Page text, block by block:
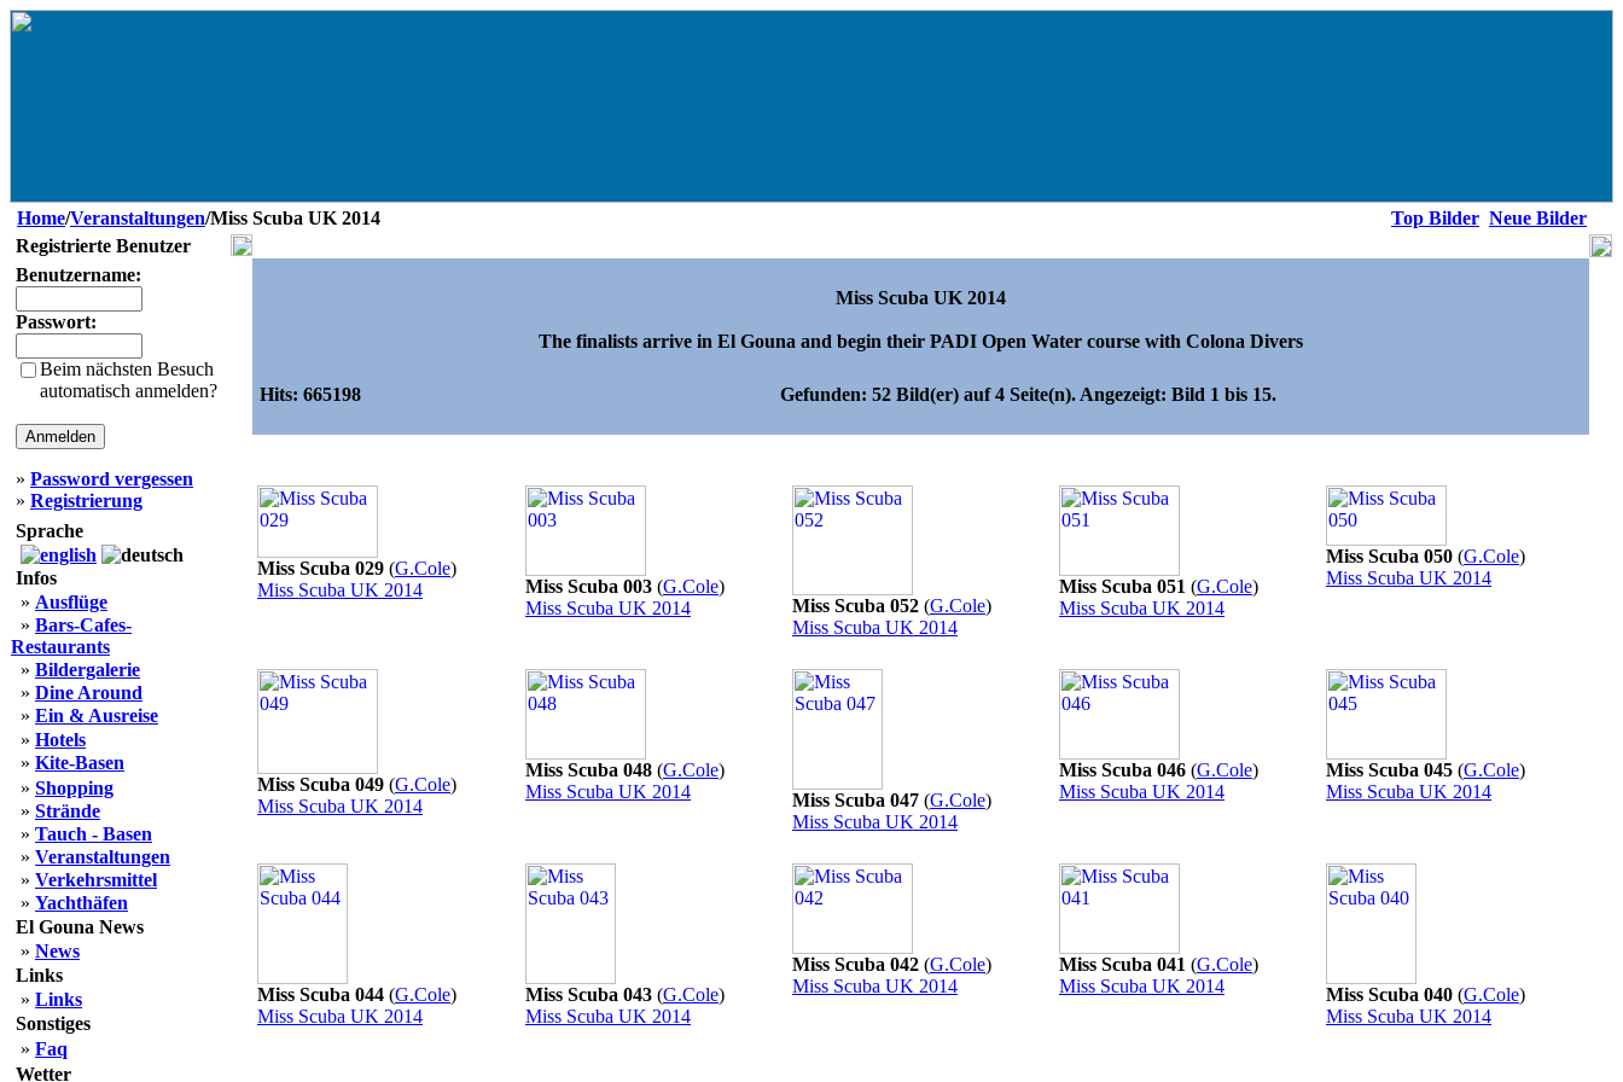
Home/Veranstaltungen/Miss Scuba UK 2014 Top Bilder Neue Bilder
Registrierte Benutzer
Benutzername:
Passwort:
Beim nächsten Besuch
automatisch anmelden?
» Password vergessen
» Registrierung
Sprache
Infos
» Ausflüge
» Bars-Cafes-
Restaurants
» Bildergalerie
» Dine Around
» Ein & Ausreise
» Hotels
» Kite-Basen
» Shopping
» Strände
» Tauch - Basen
» Veranstaltungen
» Verkehrsmittel
» Yachthäfen
El Gouna News
» News
Links
» Links
Sonstiges
» Faq
Wetter
Miss Scuba UK 2014
The finalists arrive in El Gouna and begin their PADI Open Water course with Colona Divers
Hits: 665198 Gefunden: 52 Bild(er) auf 4 Seite(n). Angezeigt: Bild 1 bis 15.
Miss Scuba 029 (G.Cole)
Miss Scuba UK 2014
Miss Scuba 003 (G.Cole)
Miss Scuba UK 2014
Miss Scuba 052 (G.Cole)
Miss Scuba UK 2014
Miss Scuba 051 (G.Cole)
Miss Scuba UK 2014
Miss Scuba 050 (G.Cole)
Miss Scuba UK 2014
Miss Scuba 049 (G.Cole)
Miss Scuba UK 2014
Miss Scuba 048 (G.Cole)
Miss Scuba UK 2014
Miss Scuba 047 (G.Cole)
Miss Scuba UK 2014
Miss Scuba 046 (G.Cole)
Miss Scuba UK 2014
Miss Scuba 045 (G.Cole)
Miss Scuba UK 2014
Miss Scuba 044 (G.Cole)
Miss Scuba UK 2014
Miss Scuba 043 (G.Cole)
Miss Scuba UK 2014
Miss Scuba 042 (G.Cole)
Miss Scuba UK 2014
Miss Scuba 041 (G.Cole)
Miss Scuba UK 2014
Miss Scuba 040 (G.Cole)
Miss Scuba UK 2014